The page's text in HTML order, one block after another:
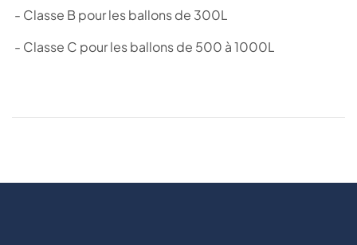
- Classe B pour les ballons de 300L
- Classe C pour les ballons de 500 à 1000L